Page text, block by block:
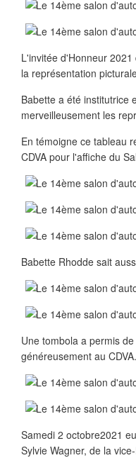
L'invitée d'Honneur
la représentation
Babette a été institutrice
merveilleusement les
En témoigne ce tableau
CDVA pour l'affiche du
Babette Rhodde sait
Une tombola a permis
généreusement au CDVA.
Samedi 2 octobre2021
Sylvie Wagner, de la